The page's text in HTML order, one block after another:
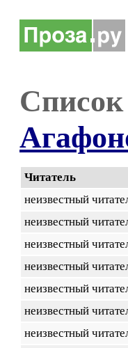
Читатель
неизвестный
неизвестный
неизвестный
неизвестный
неизвестный
неизвестный
неизвестный